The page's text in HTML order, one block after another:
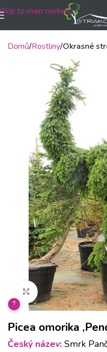
Skip to main content
Domů Rostliny Okrasné
Klikněte pro zvětšení
?
Picea omorika
Český název: Smrk